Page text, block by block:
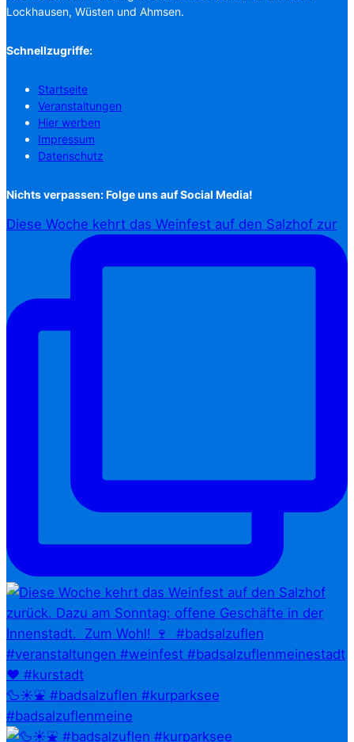
Lockhausen, Wüsten und Ahmsen.
Schnellzugriffe:
Startseite
Veranstaltungen
Hier werben
Impressum
Datenschutz
Nichts verpassen: Folge uns auf Social Media!
Diese Woche kehrt das Weinfest auf den Salzhof zur
🦆☀️⛲ #badsalzuflen #kurparksee
#badsalzuflenmeine